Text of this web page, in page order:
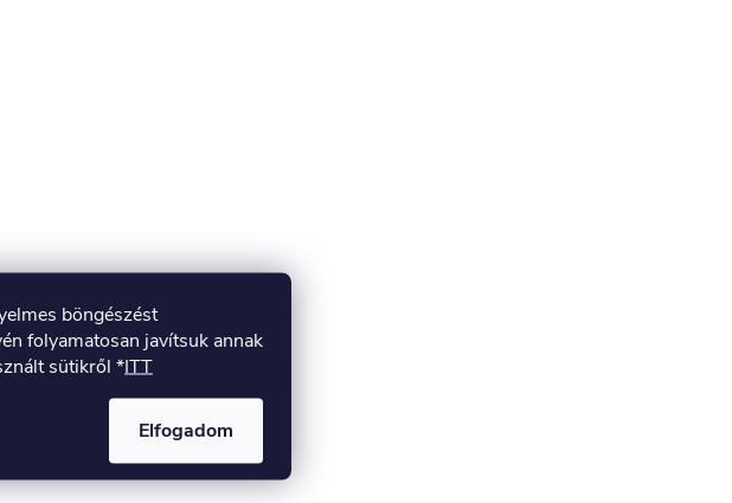
böngészést
folyamatosan javítsuk annak
sütikről *ITT
Elfogadom